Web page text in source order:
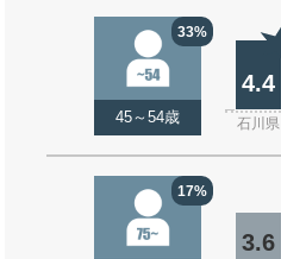
33%
45～54歳
4.4
石川県
17%
3.6